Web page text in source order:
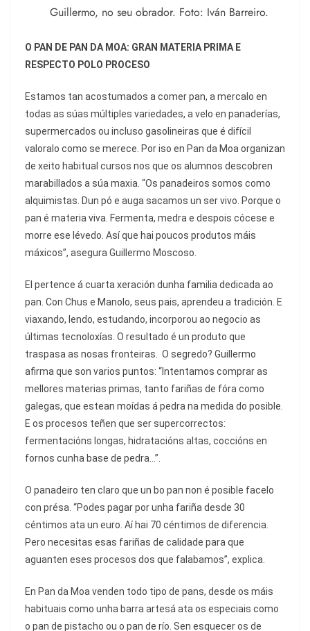
Guillermo, no seu obrador. Foto: Iván Barreiro.
O PAN DE PAN DA MOA: GRAN MATERIA PRIMA E
RESPECTO POLO PROCESO
Estamos tan acostumados a comer pan, a mercalo en
todas as súas múltiples variedades, a velo en panaderías,
supermercados ou incluso gasolineiras que é difícil
valoralo como se merece. Por iso en Pan da Moa organizan
de xeito habitual cursos nos que os alumnos descobren
marabillados a súa maxia. “Os panadeiros somos como
alquimistas. Dun pó e auga sacamos un ser vivo. Porque o
pan é materia viva. Fermenta, medra e despois cócese e
morre ese lévedo. Así que hai poucos produtos máis
máxicos”, asegura Guillermo Moscoso.
El pertence á cuarta xeración dunha familia dedicada ao
pan. Con Chus e Manolo, seus pais, aprendeu a tradición. E
viaxando, lendo, estudando, incorporou ao negocio as
últimas tecnoloxías. O resultado é un produto que
traspasa as nosas fronteiras. O segredo? Guillermo
afirma que son varios puntos: “Intentamos comprar as
mellores materias primas, tanto fariñas de fóra como
galegas, que estean moídas á pedra na medida do posible.
E os procesos teñen que ser supercorrectos:
fermentacións longas, hidratacións altas, coccións en
fornos cunha base de pedra…”.
O panadeiro ten claro que un bo pan non é posible facelo
con présa. “Podes pagar por unha fariña desde 30
céntimos ata un euro. Aí hai 70 céntimos de diferencia.
Pero necesitas esas fariñas de calidade para que
aguanten eses procesos dos que falabamos”, explica.
En Pan da Moa venden todo tipo de pans, desde os máis
habituais como unha barra artesá ata os especiais como
o pan de pistacho ou o pan de río. Sen esquecer os de